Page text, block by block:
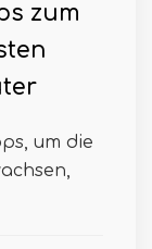
zum
um die